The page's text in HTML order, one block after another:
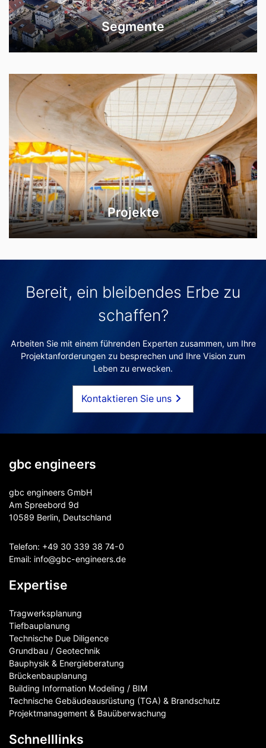
Segmente
Projekte
Bereit, ein bleibendes Erbe zu
schaffen?
Arbeiten Sie mit einem führenden Experten zusammen, um Ihre
Projektanforderungen zu besprechen und Ihre Vision zum
Leben zu erwecken.
Kontaktieren Sie uns
gbc engineers
gbc engineers GmbH
Am Spreebord 9d
10589 Berlin, Deutschland
Telefon: +49 30 339 38 74-0
Email: info@gbc-engineers.de
Expertise
Tragwerksplanung
Tiefbauplanung
Technische Due Diligence
Grundbau / Geotechnik
Bauphysik & Energieberatung
Brückenbauplanung
Building Information Modeling / BIM
Technische Gebäudeausrüstung (TGA) & Brandschutz
Projektmanagement & Bauüberwachung
Schnelllinks